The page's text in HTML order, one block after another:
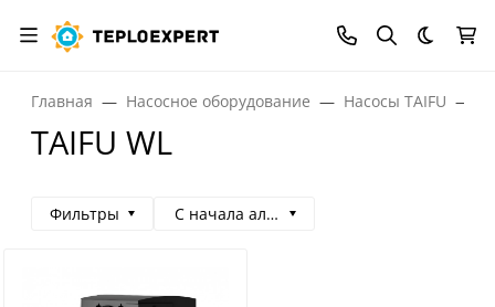
Темная
Главная Насосное оборудование Насосы TAIFU
TAIFU WL
Фильтры С начала алфавита